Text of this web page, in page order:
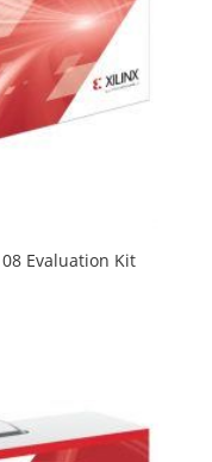
Evaluation Kit